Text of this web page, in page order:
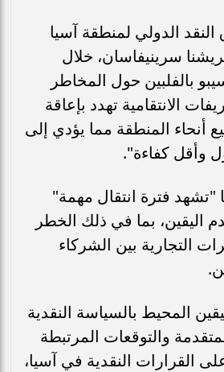
الدولي لمنطقة آسيا
سرينيفاسان، خلال
بالفلبين حول المخاطر
الانتقامية تهدد بإعاقة
أنحاء المنطقة مما يؤدي إلى
وأقل كفاءة".
"تشهد فترة انتقال مهمة"
اليقين، بما في ذلك الخطر
التجارية بين الشركاء
المحيط بالسياسة النقدية
والتوقعات المرتبطة
القرارات النقدية في آسيا،